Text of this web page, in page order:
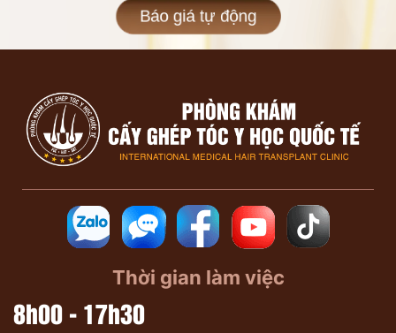
Báo giá tự động
Thời gian làm việc
8h00 - 17h30